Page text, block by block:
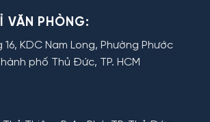
VĂN PHÒNG:
KDC Nam Long, Phường Phước
phố Thủ Đức, TP. HCM